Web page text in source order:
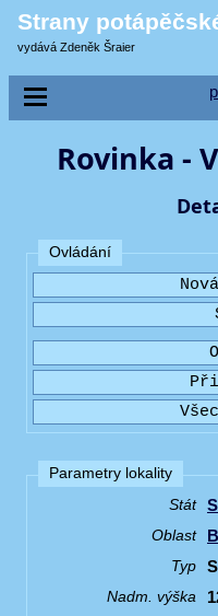
Strany
vydává Zdeněk Šraier
Rovinka -
Ovládání
Parametry lokality
Stát
Oblast
Typ
Nadm. výška